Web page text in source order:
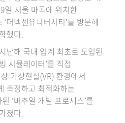
일 서울 마곡에 위치한
더넥센유니버시티’를 방문해
했다.
난해 국내 업계 최초로 도입된
시뮬레이터’를 직접
가상현실(VR) 환경에서
측정하고 최적화하는
‘버추얼 개발 프로세스’를
졌다.